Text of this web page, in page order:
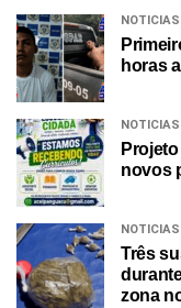
NOTICIAS
horas
NOTICIAS
novos
NOTICIAS
Três
zona